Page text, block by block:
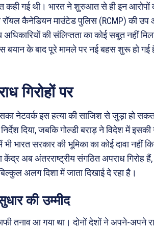
कही गई थी। भारत ने शुरुआत से ही इन आरोपों
रॉयल कैनेडियन माउंटेड पुलिस (RCMP) की
की संलिप्तता का कोई सबूत नहीं
बयान के बाद पूरे मामले पर नई बहस शुरू हो
गिरोहों पर
नेटवर्क इस हत्या की साजिश से जुड़ा हो
दिया, जबकि गोल्डी बराड़ ने विदेश में इसकी
भारत सरकार की भूमिका का कोई दावा नहीं
केंद्र अब अंतरराष्ट्रीय संगठित अपराध गिरोह
अलग दिशा में जाता दिखाई दे रहा है।
की उम्मीद
तनाव आ गया था। दोनों देशों ने अपने-अपने